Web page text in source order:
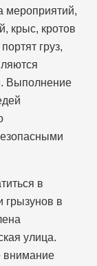
мероприятий,
крыс, кротов
груз,
Выполнение
в
грызунов в
улица.
внимание